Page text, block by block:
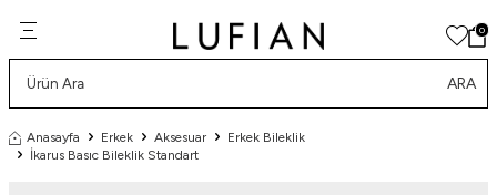
0
ARA
Anasayfa Erkek Aksesuar
Erkek Bileklik
İkarus Basıc Bileklik Standart